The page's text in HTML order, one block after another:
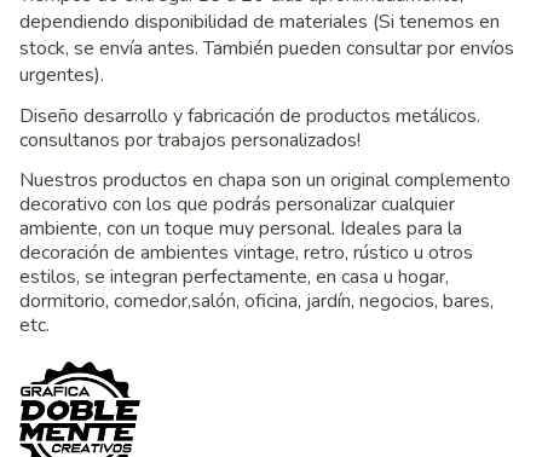
dependiendo disponibilidad de materiales (Si tenemos en
stock, se envía antes. También pueden consultar por envíos
urgentes).
Diseño desarrollo y fabricación de productos metálicos.
consultanos por trabajos personalizados!
Nuestros productos en chapa son un original complemento
decorativo con los que podrás personalizar cualquier
ambiente, con un toque muy personal. Ideales para la
decoración de ambientes vintage, retro, rústico u otros
estilos, se integran perfectamente, en casa u hogar,
dormitorio, comedor,salón, oficina, jardín, negocios, bares,
etc.